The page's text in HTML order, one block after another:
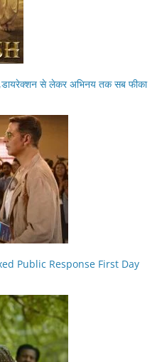
से लेकर अभिनय तक सब फीका
Public Response First Day